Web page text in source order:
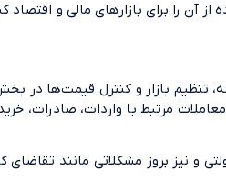
آن را برای بازارهای مالی و
تنظیم بازار و کنترل قیمت‌ها در
مرتبط با واردات، صادرات،
و نیز بروز مشکلاتی مانند تقاضای